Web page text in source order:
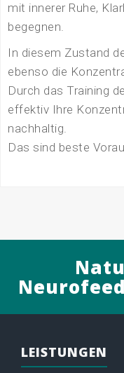
mit innerer Ruhe,
begegnen.
In diesem Zustand
ebenso die
Durch das Training
effektiv Ihre
nachhaltig.
Das sind beste
LEISTUNGEN